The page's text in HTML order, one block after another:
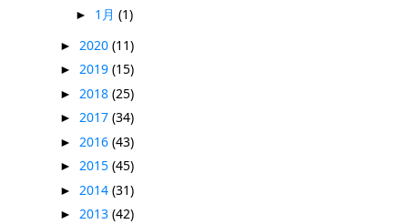
► 1月 (1)
► 2020 (11)
► 2019 (15)
► 2018 (25)
► 2017 (34)
► 2016 (43)
► 2015 (45)
► 2014 (31)
► 2013 (42)